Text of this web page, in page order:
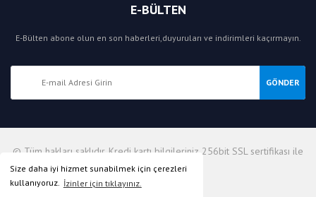
Size daha iyi hizmet sunabilmek için çerezleri
kullanıyoruz. İzinler için tıklayınız.
E-BÜLTEN
E-Bülten abone olun en son haberleri,duyuruları ve indirimleri kaçırmayın.
GÖNDER
© Tüm hakları saklıdır. Kredi kartı bilgileriniz 256bit SSL sertifikası ile
korunmaktadır.